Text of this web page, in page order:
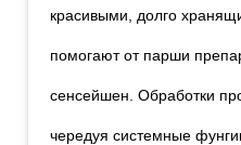
красивыми, долго
помогают от парши
сенсейшен. Обработки
чередуя системные